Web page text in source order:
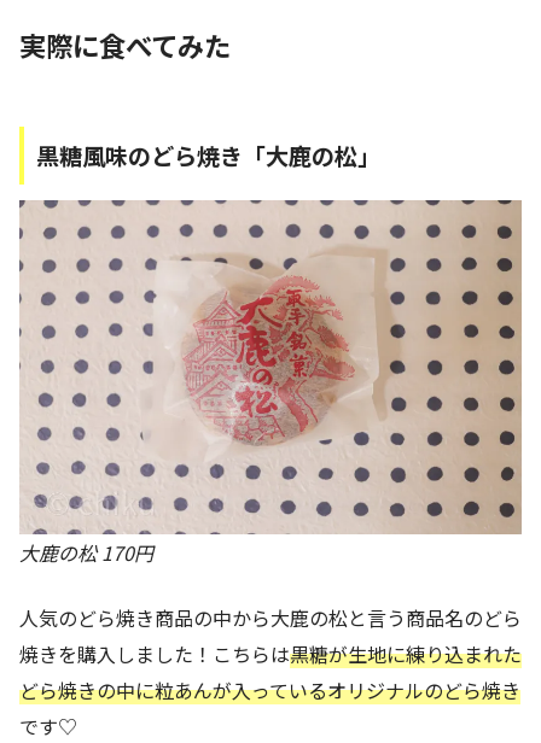
実際に食べてみた
黒糖風味のどら焼き「大鹿の松」
大鹿の松 170円
人気のどら焼き商品の中から大鹿の松と言う商品名のどら
焼きを購入しました！こちらは黒糖が生地に練り込まれた
どら焼きの中に粒あんが入っているオリジナルのどら焼き
です♡